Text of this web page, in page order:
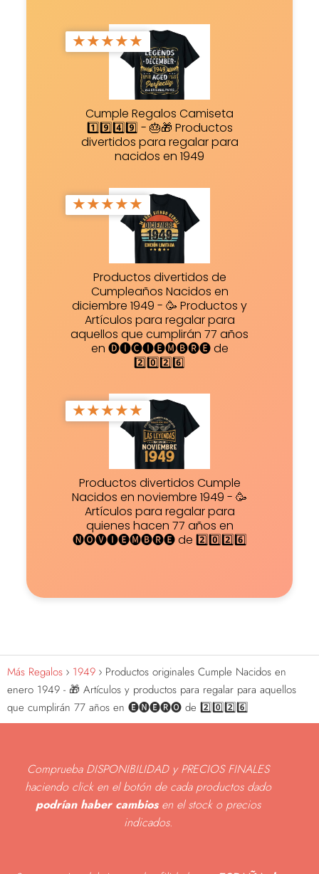
★★★★★
Cumple Regalos Camiseta
1️⃣9️⃣4️⃣9️⃣ - 🎂🎁 Productos
divertidos para regalar para
nacidos en 1949
★★★★★
Productos divertidos de
Cumpleaños Nacidos en
diciembre 1949 - 🥳 Productos y
Artículos para regalar para
aquellos que cumplirán 77 años
en 🅓🅘🅒🅘🅔🅜🅑🅡🅔 de
2️⃣0️⃣2️⃣6️⃣
★★★★★
Productos divertidos Cumple
Nacidos en noviembre 1949 - 🥳
Artículos para regalar para
quienes hacen 77 años en
🅝🅞🅥🅘🅔🅜🅑🅡🅔 de 2️⃣0️⃣2️⃣6️⃣
Más Regalos 1949
Productos originales Cumple Nacidos en
enero 1949 - 🎁 Artículos y productos para regalar para aquellos
que cumplirán 77 años en 🅔🅝🅔🅡🅞 de 2️⃣0️⃣2️⃣6️⃣
Comprueba DISPONIBILIDAD y PRECIOS FINALES
haciendo click en el botón de cada productos dado
podrían haber cambiosen el stock o precios
indicados.